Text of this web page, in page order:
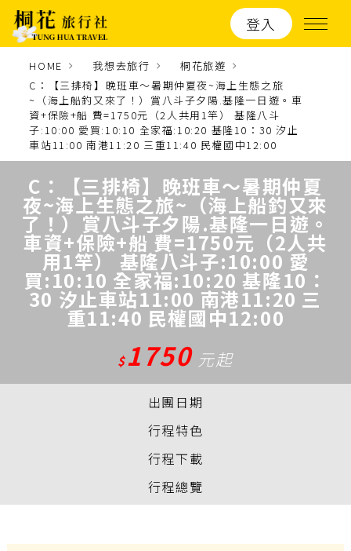
登入
HOME 我想去旅行
桐花旅遊
C：【三排椅】晚班車～暑期仲夏夜~海上生態之旅
~（海上船釣又來了！）賞八斗子夕陽.基隆一日遊。車
資+保險+船 費=1750元（2人共用1竿） 基隆八斗
子:10:00 愛買:10:10 全家福:10:20 基隆10：30 汐止
車站11:00 南港11:20 三重11:40 民權國中12:00
C：【三排椅】晚班車～暑期仲夏
夜~海上生態之旅~（海上船釣又來
了！）賞八斗子夕陽.基隆一日遊。
車資+保險+船 費=1750元（2人共
用1竿） 基隆八斗子:10:00 愛
買:10:10 全家福:10:20 基隆10：
30 汐止車站11:00 南港11:20 三
重11:40 民權國中12:00
$1750 元起
出團日期
行程特色
行程下載
行程總覽